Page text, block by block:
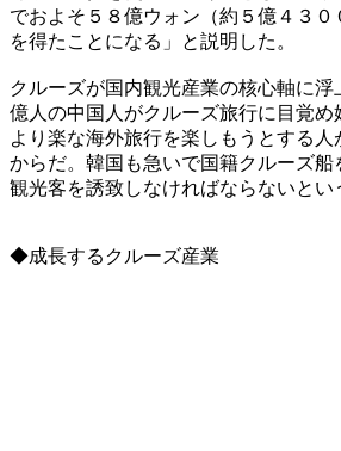
でおよそ５８億ウォン（約５億４３
を得たことになる」と説明した。
クルーズが国内観光産業の核心軸に浮
億人の中国人がクルーズ旅行に目覚め
より楽な海外旅行を楽しもうとする人
からだ。韓国も急いで国籍クルーズ船
観光客を誘致しなければならないとい
◆成長するクルーズ産業